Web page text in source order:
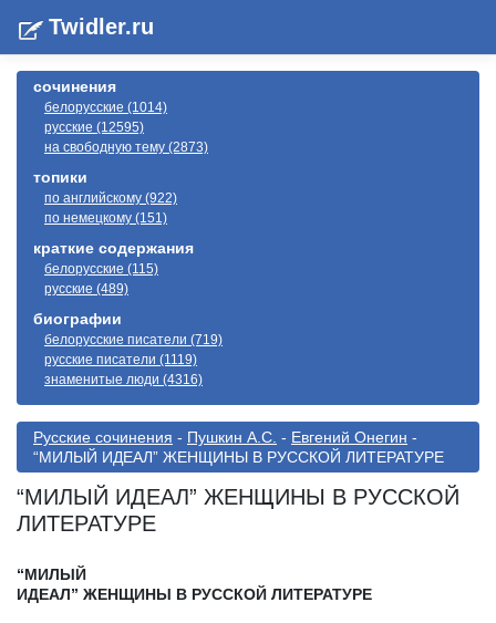
Twidler.ru
сочинения
белорусские (1014)
русские (12595)
на свободную тему (2873)
топики
по английскому (922)
по немецкому (151)
краткие содержания
белорусские (115)
русские (489)
биографии
белорусские писатели (719)
русские писатели (1119)
знаменитые люди (4316)
Русские сочинения - Пушкин А.С. - Евгений Онегин -
“МИЛЫЙ ИДЕАЛ” ЖЕНЩИНЫ В РУССКОЙ ЛИТЕРАТУРЕ
“МИЛЫЙ ИДЕАЛ” ЖЕНЩИНЫ В РУССКОЙ
ЛИТЕРАТУРЕ
“МИЛЫЙ
ИДЕАЛ” ЖЕНЩИНЫ В РУССКОЙ ЛИТЕРАТУРЕ